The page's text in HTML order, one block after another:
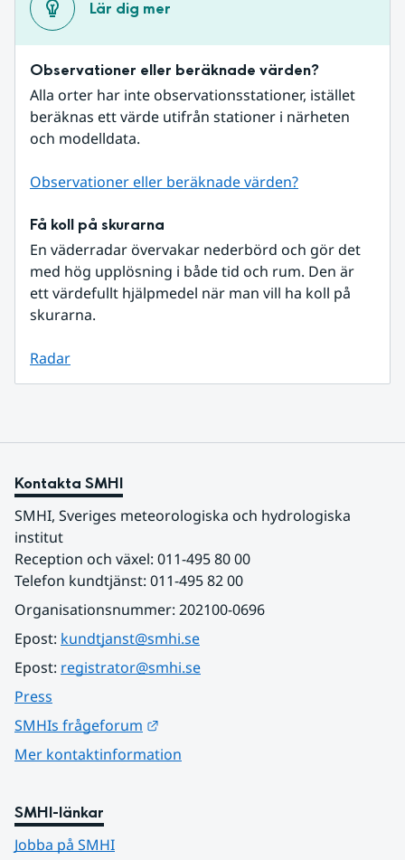
Lär dig mer
Observationer eller beräknade värden?
Alla orter har inte observationsstationer, istället
beräknas ett värde utifrån stationer i närheten
och modelldata.
Observationer eller beräknade värden?
Få koll på skurarna
En väderradar övervakar nederbörd och gör det
med hög upplösning i både tid och rum. Den är
ett värdefullt hjälpmedel när man vill ha koll på
skurarna.
Radar
Kontakta SMHI
SMHI, Sveriges meteorologiska och hydrologiska
institut
Reception och växel: 011-495 80 00
Telefon kundtjänst: 011-495 82 00
Organisationsnummer: 202100-0696
Epost: kundtjanst@smhi.se
Epost: registrator@smhi.se
Press
SMHIs frågeforum
Mer kontaktinformation
SMHI-länkar
Jobba på SMHI